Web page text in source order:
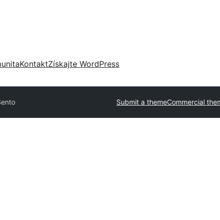
KontaktZískajte WordPress
Submit a themeCommercial